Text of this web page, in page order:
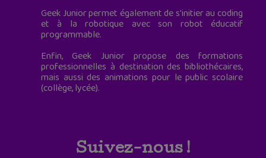
Geek Junior permet également de s'initier au coding
et à la robotique avec son robot éducatif
programmable.
Enfin, Geek Junior propose des formations
professionnelles à destination des bibliothécaires,
mais aussi des animations pour le public scolaire
(collège, lycée).
Suivez-nous !